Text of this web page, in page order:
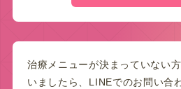
治療メニューが決まっていない
いましたら、LINEでのお問い合